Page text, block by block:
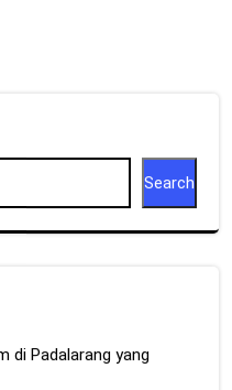
Search
di Padalarang yang